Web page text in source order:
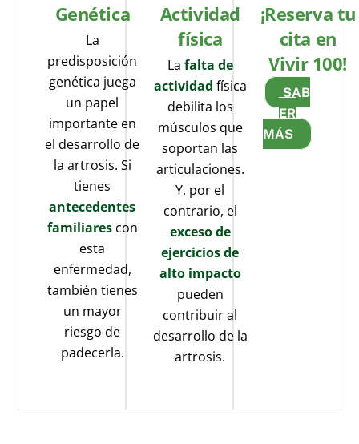
Genética
La
predisposición
genética juega
un papel
importante en
el desarrollo de
la artrosis. Si
tienes
antecedentes
familiarescon
esta
enfermedad,
también tienes
un mayor
riesgo de
padecerla.
Actividad
física
La falta de
actividad física
debilita los
músculos que
soportan las
articulaciones.
Y, por el
contrario, el
exceso de
ejercicios de
alto impacto
pueden
contribuir al
desarrollo de la
artrosis.
¡Reserva tu
cita en
Vivir 100!
SAB
ER
MÁS